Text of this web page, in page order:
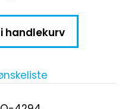
handlekurv